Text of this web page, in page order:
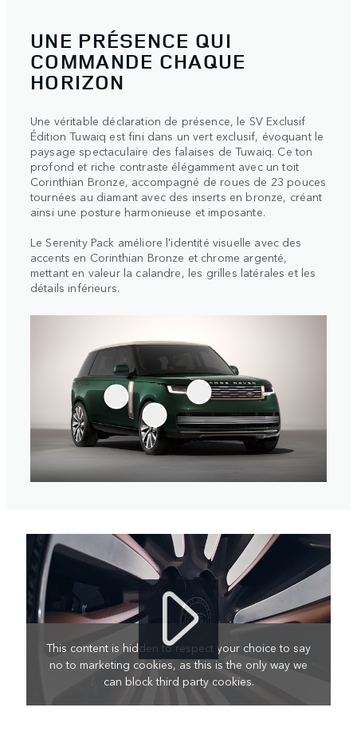
UNE PRÉSENCE QUI
COMMANDE CHAQUE
HORIZON
Une véritable déclaration de présence, le SV Exclusif
Édition Tuwaiq est fini dans un vert exclusif, évoquant le
paysage spectaculaire des falaises de Tuwaiq. Ce ton
profond et riche contraste élégamment avec un toit
Corinthian Bronze, accompagné de roues de 23 pouces
tournées au diamant avec des inserts en bronze, créant
ainsi une posture harmonieuse et imposante.
Le Serenity Pack améliore l'identité visuelle avec des
accents en Corinthian Bronze et chrome argenté,
mettant en valeur la calandre, les grilles latérales et les
détails inférieurs.
This content is hidden to respect your choice to say
no to marketing cookies, as this is the only way we
can block third party cookies.